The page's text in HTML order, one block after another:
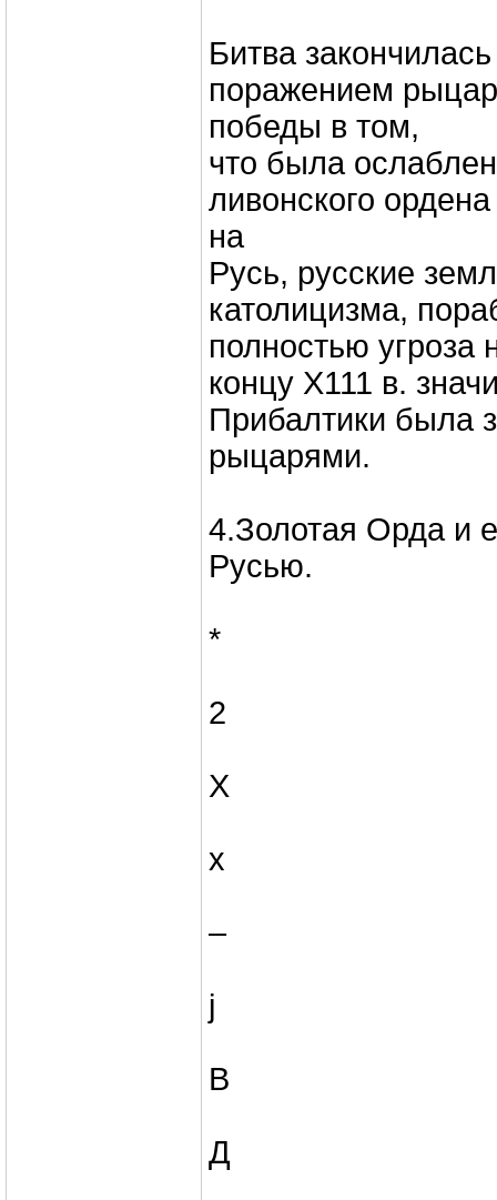
Битва
поражением
победы в том,
что была
ливонского
на
Русь, русские
католицизма,
полностью угроза
концу Х111 в.
Прибалтики была
рыцарями.
4.Золотая Орда и
Русью.
*
2
X
x
–
ј
В
Д